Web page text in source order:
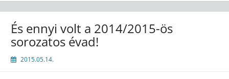
És ennyi volt a 2014/2015-ös
sorozatos évad!
2015.05.14.